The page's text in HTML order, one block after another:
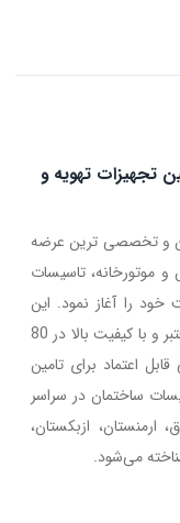
تجهیزات تهویه و
۱۳۸۳ به‌عنوان اولین و تخصصی ترین عرضه
و موتورخانه، تاسیسات
خود را آغاز نمود. این
مجموعه کامل و تخصصی با ارائه محصولات معتبر و با کیفیت بالا در 80
اعتماد برای تامین
ساختمان در سراسر
ارمنستان، ازبکستان،
می‌شود.